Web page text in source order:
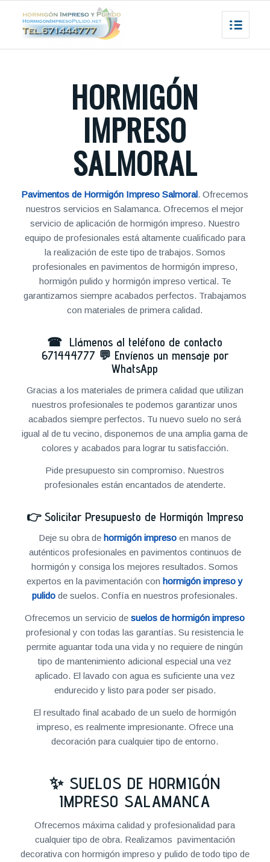
HORMIGÓN
IMPRESO
SALMORAL
Pavimentos de Hormigón Impreso Salmoral. Ofrecemos
nuestros servicios en Salamanca. Ofrecemos el mejor
servicio de aplicación de hormigón impreso. Nuestro
equipo de profesionales está altamente cualificado para
la realización de este tipo de trabajos. Somos
profesionales en pavimentos de hormigón impreso,
hormigón pulido y hormigón impreso vertical. Te
garantizamos siempre acabados perfectos. Trabajamos
con materiales de primera calidad.
☎ Llámenos al teléfono de contacto
671444777 💬 Envíenos un mensaje por
WhatsApp
Gracias a los materiales de primera calidad que utilizan
nuestros profesionales te podemos garantizar unos
acabados siempre perfectos. Tu nuevo suelo no será
igual al de tu vecino, disponemos de una amplia gama de
colores y acabados para lograr tu satisfacción.
Pide presupuesto sin compromiso. Nuestros
profesionales están encantados de atenderte.
👉 Solicitar Presupuesto de Hormigón Impreso
Deje su obra dehormigón impreso en manos de
auténticos profesionales en pavimentos continuos de
hormigón y consiga los mejores resultados. Somos
expertos en la pavimentación conhormigón impreso y
pulido de suelos. Confía en nuestros profesionales.
Ofrecemos un servicio desuelos de hormigón impreso
profesional y con todas las garantías. Su resistencia le
permite aguantar toda una vida y no requiere de ningún
tipo de mantenimiento adicional especial una vez
aplicado. El lavado con agua es suficiente una vez
endurecido y listo para poder ser pisado.
El resultado final acabado de un suelo de hormigón
impreso, es realmente impresionante. Ofrece una
decoración para cualquier tipo de entorno.
✨ SUELOS DE HORMIGÓN
IMPRESO SALAMANCA
Ofrecemos máxima calidad y profesionalidad para
cualquier tipo de obra. Realizamos pavimentación
decorativa con hormigón impreso y pulido de todo tipo de